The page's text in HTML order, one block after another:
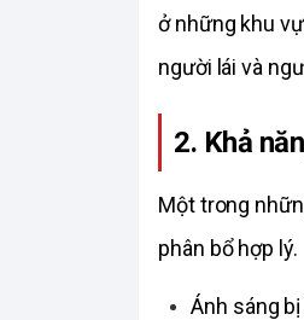
ở những khu
người lái và
2. Khả
Một trong
phân bổ hợp lý.
Ánh sáng